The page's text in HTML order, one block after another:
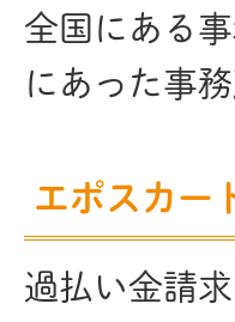
全国にある
にあった事
エポスカー
過払い金請